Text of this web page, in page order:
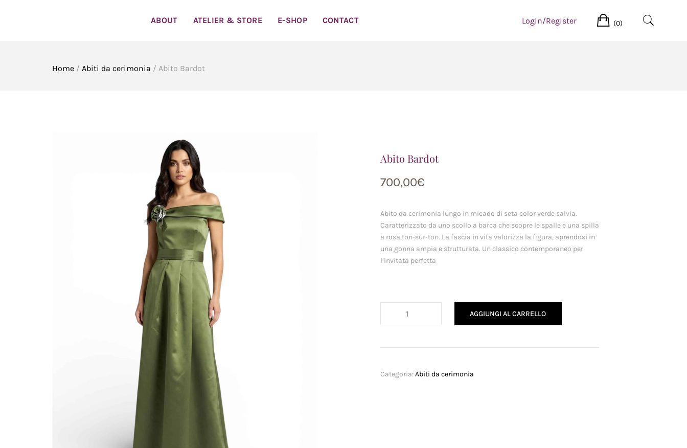
ABOUT ATELIER & STORE E-SHOP CONTACT Login/Register Cart
(0)
Home / Abiti da cerimonia / Abito Bardot
Abito Bardot
700,00€
Abito da cerimonia lungo in micado di seta color verde salvia.
Caratterizzato da uno scollo a barca che scopre le spalle e una spilla
a rosa ton-sur-ton. La fascia in vita valorizza la figura, aprendosi in
una gonna ampia e strutturata. Un classico contemporaneo per
l’invitata perfetta
AGGIUNGI AL CARRELLO
Categoria:Abiti da cerimonia